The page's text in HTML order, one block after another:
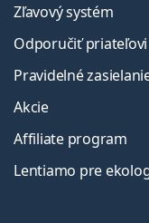
Zľavový systém
Odporučiť
Pravidelné
Akcie
Affiliate program
Lentiamo pre